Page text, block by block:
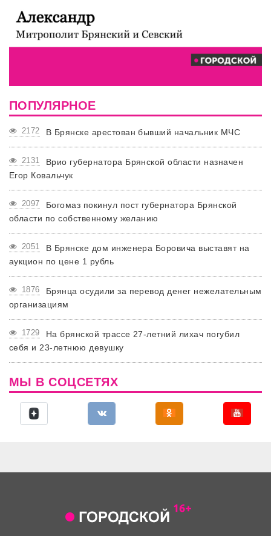
ПОПУЛЯРНОЕ
2172 В Брянске арестован бывший начальник МЧС
2131
Врио губернатора Брянской области назначен
Егор Ковальчук
2097
Богомаз покинул пост губернатора Брянской
области по собственному желанию
2051
В Брянске дом инженера Боровича выставят на
аукцион по цене 1 рубль
1876
Брянца осудили за перевод денег нежелательным
организациям
1729
На брянской трассе 27-летний лихач погубил
себя и 23-летнюю девушку
МЫ В СОЦСЕТЯХ